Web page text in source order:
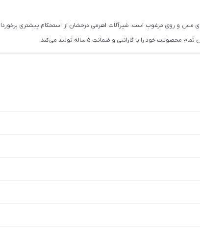
مس و روی مرغوب است. شیرآلات اهرمی درخشان از استحکام بیشتری
خود را با گارانتی و ضمانت 5 ساله تولید می کند.